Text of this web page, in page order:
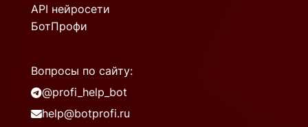
API нейросети
БотПрофи
Вопросы по сайту:
@profi_help_bot
help@botprofi.ru